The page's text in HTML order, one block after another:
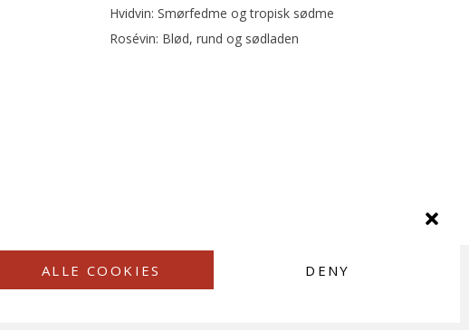
ALLE COOKIES DENY
Hvidvin: Smørfedme og tropisk sødme
Rosévin: Blød, rund og sødladen